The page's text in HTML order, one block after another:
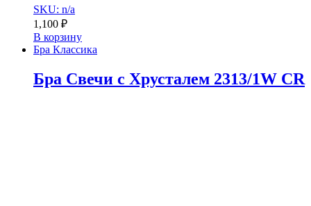
SKU: n/a
1,100 ₽
В корзину
Бра Классика
Бра Свечи с Хрусталем 2313/1W CR